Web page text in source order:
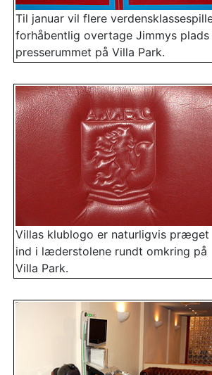
Til januar vil flere
forhåbentlig overtage Jimmys plads
presserummet på Villa Park.
Villas klublogo er naturligvis præget
ind i læderstolene rundt omkring på
Villa Park.